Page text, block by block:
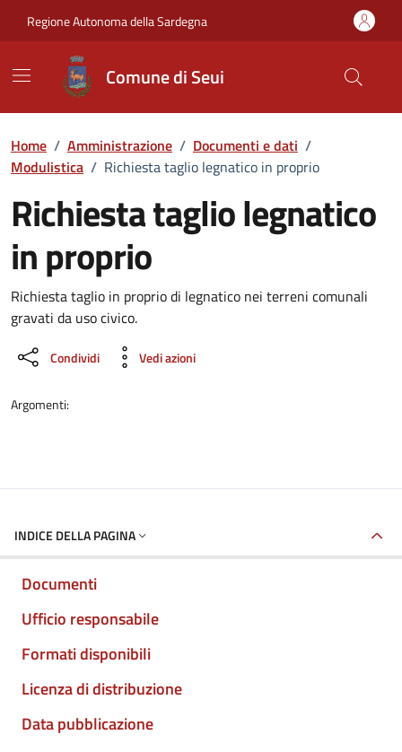
Regione Autonoma della Sardegna
Comune di Seui
Home / Amministrazione / Documenti e dati /
Modulistica / Richiesta taglio legnatico in proprio
Richiesta taglio legnatico
in proprio
Dettaglio del documento
Richiesta taglio in proprio di legnatico nei terreni comunali
gravati da uso civico.
Condividi Vedi azioni
Argomenti:
INDICE DELLA PAGINA
Documenti
Ufficio responsabile
Formati disponibili
Licenza di distribuzione
Data pubblicazione